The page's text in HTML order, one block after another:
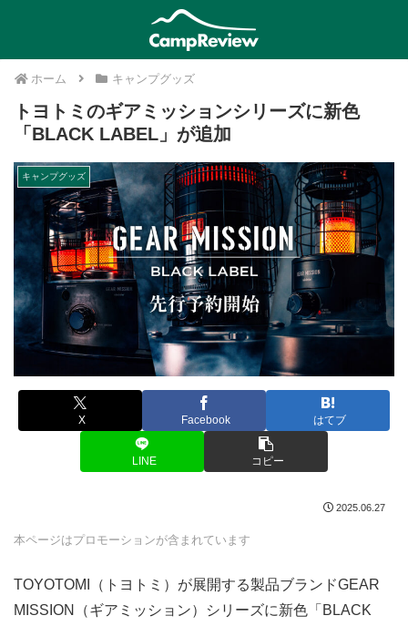
ホーム キャンプグッズ
トヨトミのギアミッションシリーズに新色
「BLACK LABEL」が追加
キャンプグッズ
X Facebook はてブ
LINE コピー
2025.06.27
本ページはプロモーションが含まれています
TOYOTOMI（トヨトミ）が展開する製品ブランドGEAR
MISSION（ギアミッション）シリーズに新色「BLACK